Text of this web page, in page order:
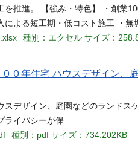
推進。 【強み・特色】 ・創業
による短工期・低コスト施工 ・無
種別：エクセル サイズ：
０年住宅 ハウスデザイン、
スデザイン、庭園などのランドス
ライバシーが保
種別：pdf サイズ：734.202KB